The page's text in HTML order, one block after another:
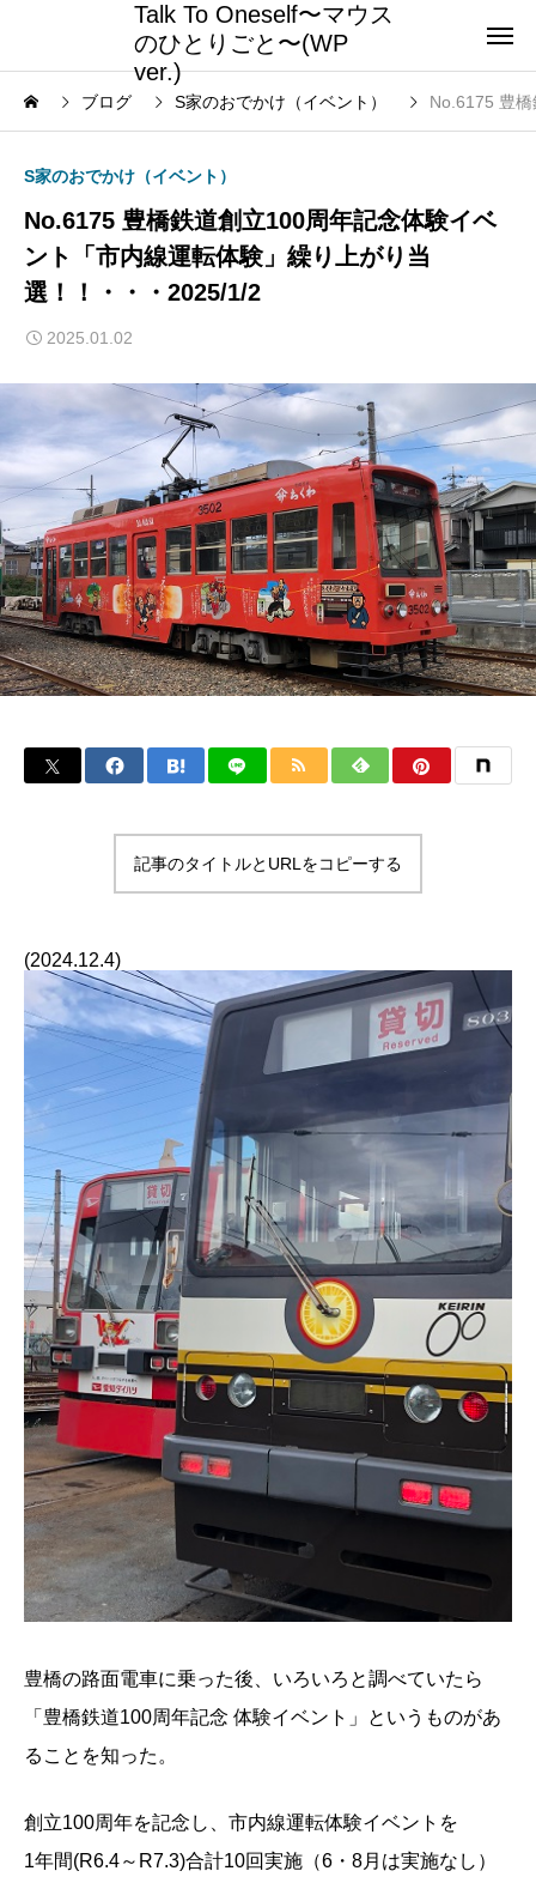
Talk To Oneself〜マウス
のひとりごと〜(WP
ver.)
ブログ S家のおでかけ（イベント） No.6175 豊
S家のおでかけ（イベント）
No.6175 豊橋鉄道創立100周年記念体験イベ
ント「市内線運転体験」繰り上がり当
選！！・・・2025/1/2
2025.01.02
記事のタイトルとURLをコピーする
(2024.12.4)
豊橋の路面電車に乗った後、いろいろと調べていたら
「豊橋鉄道100周年記念 体験イベント」というものがあ
ることを知った。
創立100周年を記念し、市内線運転体験イベントを
1年間(R6.4～R7.3)合計10回実施（6・8月は実施なし）